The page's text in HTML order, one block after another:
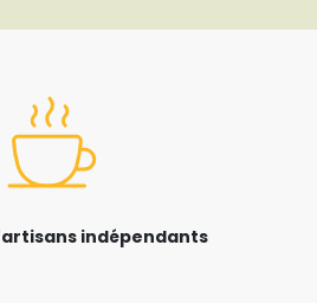
indépendants